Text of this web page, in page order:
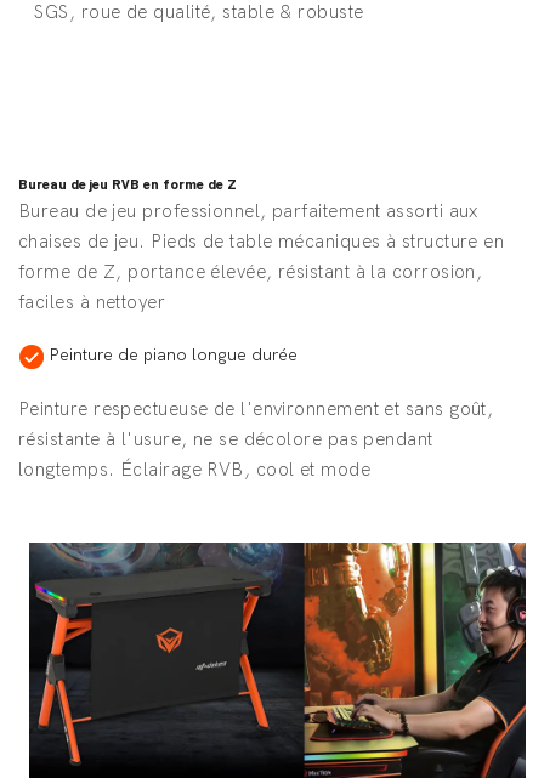
SGS, roue de qualité, stable & robuste
Bureau de jeu RVB en forme de Z
Bureau de jeu professionnel, parfaitement assorti aux
chaises de jeu. Pieds de table mécaniques à structure en
forme de Z, portance élevée, résistant à la corrosion,
faciles à nettoyer
Peinture de piano longue durée
Peinture respectueuse de l'environnement et sans goût,
résistante à l'usure, ne se décolore pas pendant
longtemps. Éclairage RVB, cool et mode